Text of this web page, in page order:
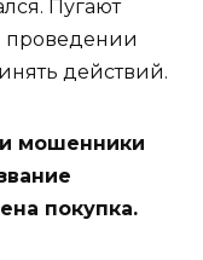
Пугают
проведении
действий.
мошенники
покупка.